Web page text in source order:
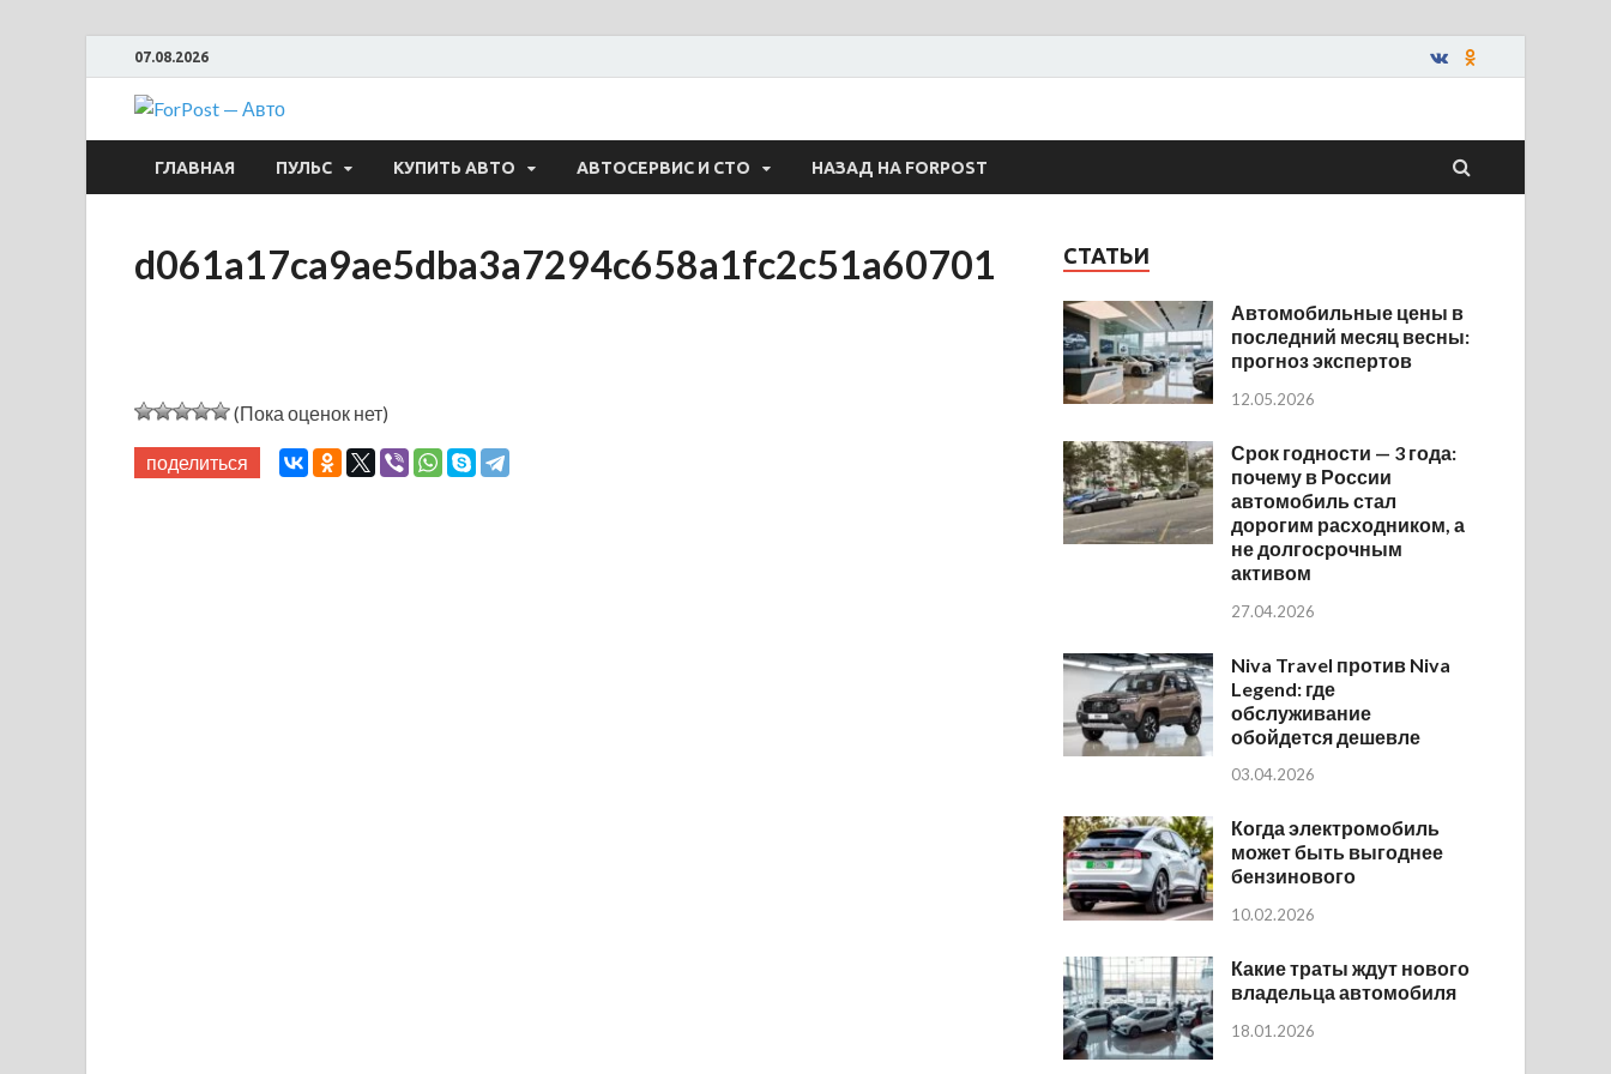
07.08.2026
ForPost — Авто
ГЛАВНАЯ ПУЛЬС КУПИТЬ АВТО АВТОСЕРВИС И СТО НАЗАД НА FORPOST
d061a17ca9ae5dba3a7294c658a1fc2c51a60701
(Пока оценок нет)
поделиться
СТАТЬИ
Автомобильные цены в
последний месяц весны:
прогноз экспертов
12.05.2026
Срок годности — 3 года:
почему в России
автомобиль стал
дорогим расходником, а
не долгосрочным
активом
27.04.2026
Niva Travel против Niva
Legend: где
обслуживание
обойдется дешевле
03.04.2026
Когда электромобиль
может быть выгоднее
бензинового
10.02.2026
Какие траты ждут нового
владельца автомобиля
18.01.2026